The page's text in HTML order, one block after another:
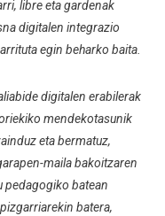
libre eta gardenak
digitalen integrazio
egin beharko baita.
digitalen erabilerak
mendekotasunik
eta bermatuz,
maila bakoitzaren
pedagogiko batean
batera,